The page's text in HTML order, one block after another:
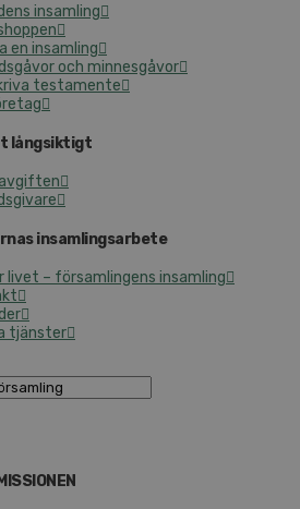
insamling
en insamling
och min­nes­gå­vor
tes­ta­men­te
lång­sik­tigt
in­sam­lings­ar­be­te
livet – för­sam­ling­ens insamling
tjänster